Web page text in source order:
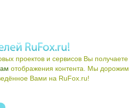
проектов и сервисов Вы получаете
отображения контента. Мы дорожим
Вами на RuFox.ru!